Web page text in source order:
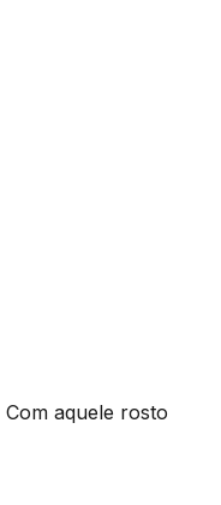
Com aquele rosto